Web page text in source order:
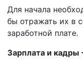
Для начала
бы отражать их в
заработной плате.
Зарплата и кадры